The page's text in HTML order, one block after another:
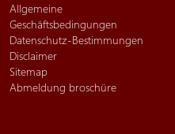
Allgemeine
Geschäftsbedingungen
Datenschutz-Bestimmungen
Disclaimer
Sitemap
Abmeldung broschüre